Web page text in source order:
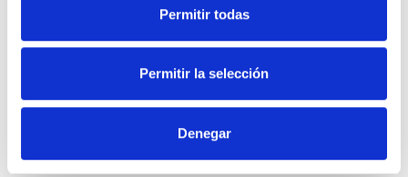
Permitir todas
Permitir la selección
Denegar